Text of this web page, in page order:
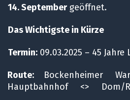
14. Septembergeöffnet.
Das Wichtigste in Kürze
Termin:09.03.2025 – 45 Jahre
Route: Bockenheimer
Hauptbahnhof <> Dom/